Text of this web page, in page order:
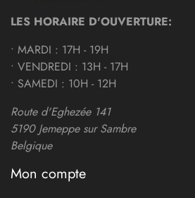
LES HORAIRE D'OUVERTURE:
• MARDI : 17H - 19H
• VENDREDI : 13H - 17H
• SAMEDI : 10H - 12H
Route d'Eghezée 141
5190 Jemeppe sur Sambre
Belgique
Mon compte